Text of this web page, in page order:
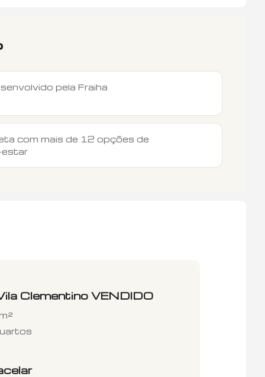
pela Fraiha
com mais de 12 opções de
estar
Clementino VENDIDO